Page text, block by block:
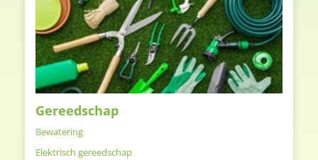
Gereedschap
Bewatering
Elektrisch gereedschap